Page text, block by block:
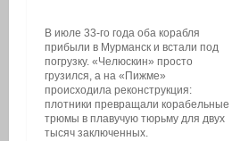
В июле 33-го года оба корабля
прибыли в Мурманск и встали под
погрузку. «Челюскин» просто
грузился, а на «Пижме»
происходила реконструкция:
плотники превращали корабельные
трюмы в плавучую тюрьму для двух
тысяч заключенных.